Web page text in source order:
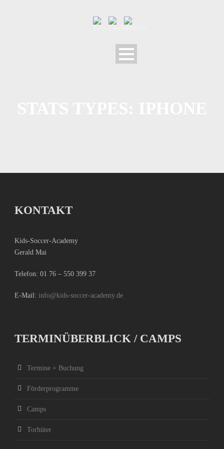
KONTAKT
Kids-Soccer-Academy
Gerald Mai
Telefon: 01 76 – 550 399 37
E-Mail: info@kids-soccer-academy.de
TERMINÜBERBLICK / CAMPS
Termine + Buchung
Förderprogramme
Camps
Torhüter